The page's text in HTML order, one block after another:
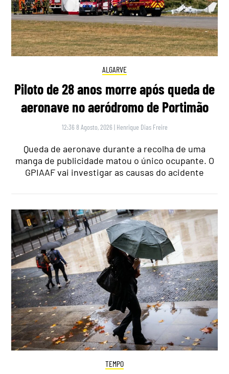
ALGARVE
Piloto de 28 anos morre após queda de
aeronave no aeródromo de Portimão
12:36 8 Agosto, 2026 | Henrique Dias Freire
Queda de aeronave durante a recolha de uma
manga de publicidade matou o único ocupante. O
GPIAAF vai investigar as causas do acidente
TEMPO